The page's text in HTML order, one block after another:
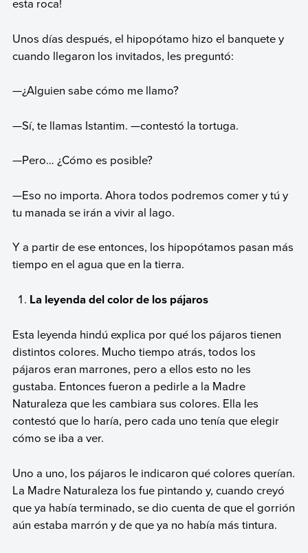
esta roca!
Unos días después, el hipopótamo hizo el banquete y
cuando llegaron los invitados, les preguntó:
—¿Alguien sabe cómo me llamo?
—Sí, te llamas Istantim. —contestó la tortuga.
—Pero… ¿Cómo es posible?
—Eso no importa. Ahora todos podremos comer y tú y
tu manada se irán a vivir al lago.
Y a partir de ese entonces, los hipopótamos pasan más
tiempo en el agua que en la tierra.
La leyenda del color de los pájaros
Esta leyenda hindú explica por qué los pájaros tienen
distintos colores. Mucho tiempo atrás, todos los
pájaros eran marrones, pero a ellos esto no les
gustaba. Entonces fueron a pedirle a la Madre
Naturaleza que les cambiara sus colores. Ella les
contestó que lo haría, pero cada uno tenía que elegir
cómo se iba a ver.
Uno a uno, los pájaros le indicaron qué colores querían.
La Madre Naturaleza los fue pintando y, cuando creyó
que ya había terminado, se dio cuenta de que el gorrión
aún estaba marrón y de que ya no había más tintura.